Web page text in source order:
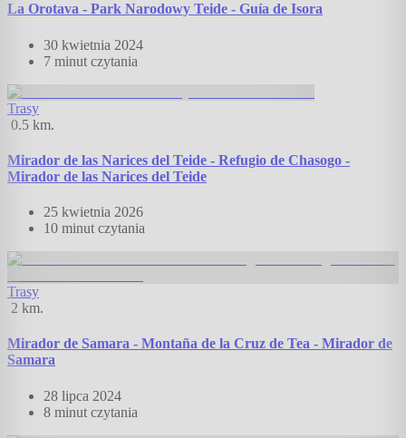
La Orotava - Park Narodowy Teide - Guía de Isora
30 kwietnia 2024
7 minut czytania
Trasy
0.5 km.
Mirador de las Narices del Teide - Refugio de Chasogo -
Mirador de las Narices del Teide
25 kwietnia 2026
10 minut czytania
Trasy
2 km.
Mirador de Samara - Montaña de la Cruz de Tea - Mirador de
Samara
28 lipca 2024
8 minut czytania